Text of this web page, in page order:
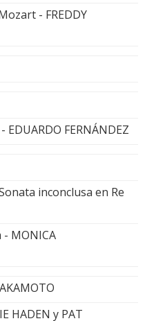
- FREDDY
FERNÁNDEZ
inconclusa en Re
- MONICA
HADEN y PAT